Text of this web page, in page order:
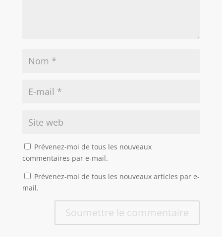
Prévenez-moi de tous les nouveaux
commentaires par e-mail.
Prévenez-moi de tous les nouveaux articles par e-
mail.
Soumettre le commentaire